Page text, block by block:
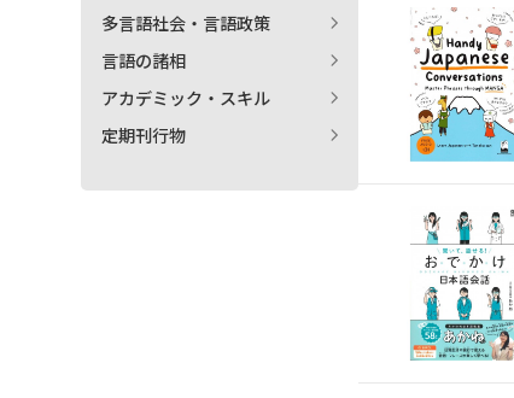
多言語社会・言語政策
言語の諸相
アカデミック・スキル
定期刊行物